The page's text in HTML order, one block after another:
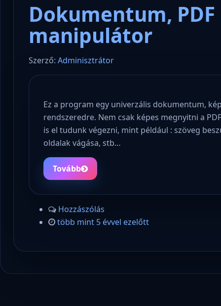
Dokumentum,
manipulátor
Szerző: Adminisztrátor
Ez a program egy univerzális dokumentum,
rendszeredre. Nem csak képes megnyitni a
is el tudunk végezni, mint például : szöveg
oldalak vágása, stb…
Tovább
Hozzászólás
több mint 5 évvel ezelőtt